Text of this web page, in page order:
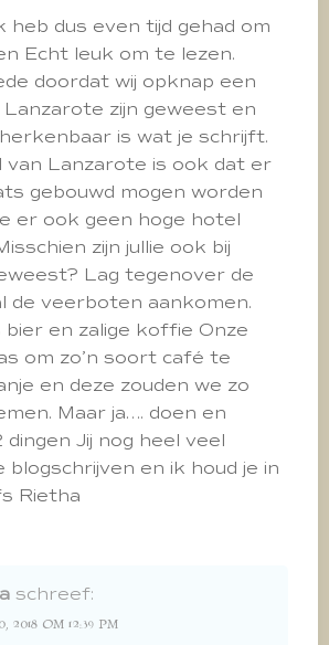
heb dus even tijd gehad om
Echt leuk om te lezen.
doordat wij opknap een
zijn geweest en
is wat je schrijft.
van Lanzarote is ook dat er
gebouwd mogen worden
er ook geen hoge hotel
zijn jullie ook bij
Lag tegenover de
de veerboten aankomen.
bier en zalige koffie Onze
om zo’n soort café te
en deze zouden we zo
Maar ja…. doen en
dingen Jij nog heel veel
blogschrijven en ik houd je in
Rietha
schreef:
OM 12:39 PM